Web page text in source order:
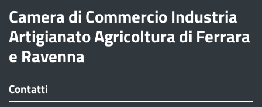
Camera di Commercio Industria
Artigianato Agricoltura di Ferrara
e Ravenna
Contatti